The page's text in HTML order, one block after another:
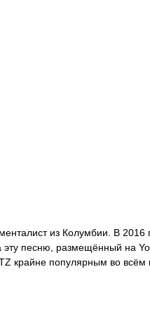
из Колумбии. В 2016
песню, размещённый на
крайне популярным во всём